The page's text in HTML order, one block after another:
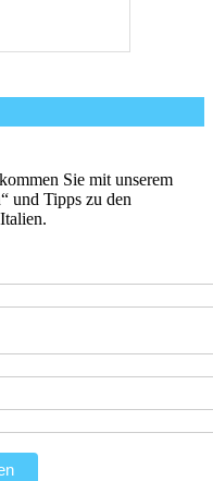
Sie mit unserem
und Tipps zu den